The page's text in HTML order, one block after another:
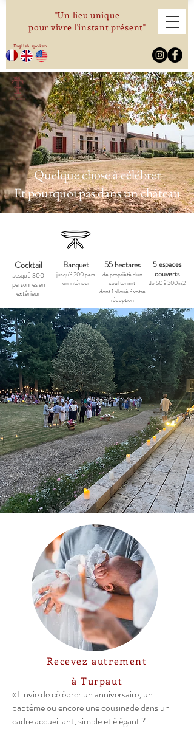
"Un lieu unique
pour vivre l'instant présent"
English spoken
Quelque chose à célébrer
Et pourquoi pas dans un château
Cocktail
Jusqu'à 300
personnes en
extérieur
Banquet
jusqu'à 200 pers
en intérieur
5 espaces
couverts
de 50 à 300m2
55 hectares
de propriété d'un
seul tenant
dont 1 alloué à votre
réception
Recevez autrement
à Turpaut
« Envie de célébrer un anniversaire, un
baptême ou encore une cousinade dans un
cadre accueillant, simple et élégant ?